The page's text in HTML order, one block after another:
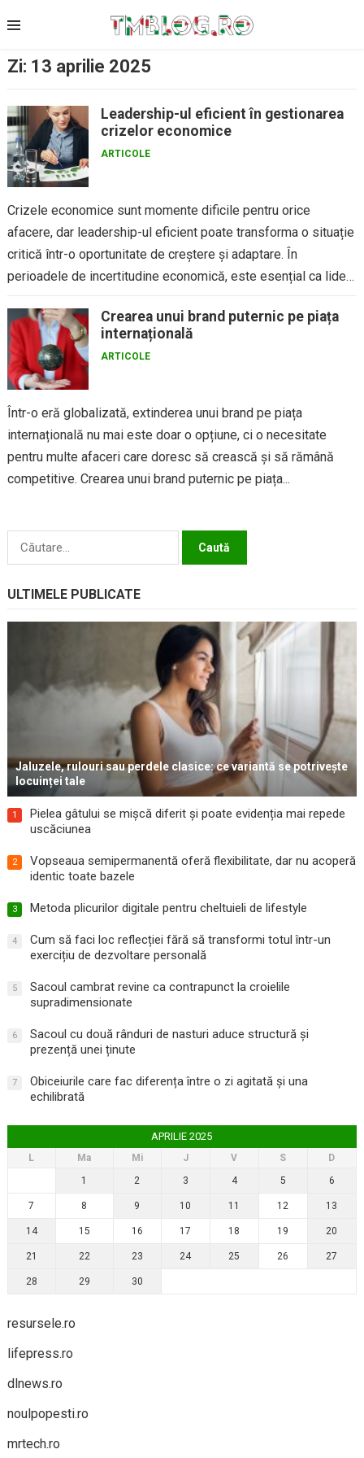
to
Zi: 13 aprilie 2025
Leadership-ul eficient în gestionarea
crizelor economice
ARTICOLE
Crizele economice sunt momente dificile pentru orice
afacere, dar leadership-ul eficient poate transforma o situație
critică într-o oportunitate de creștere și adaptare. În
perioadele de incertitudine economică, este esențial ca liderii
Crearea unui brand puternic pe piața
internațională
ARTICOLE
Într-o eră globalizată, extinderea unui brand pe piața
internațională nu mai este doar o opțiune, ci o necesitate
pentru multe afaceri care doresc să crească și să rămână
competitive. Crearea unui brand puternic pe piața...
Caută
ULTIMELE PUBLICATE
Jaluzele, rulouri sau perdele clasice: ce variantă se potrivește
locuinței tale
1
Pielea gâtului se mișcă diferit și poate evidenția mai repede
uscăciunea
2
Vopseaua semipermanentă oferă flexibilitate, dar nu acoperă
identic toate bazele
3 Metoda plicurilor digitale pentru cheltuieli de lifestyle
4
Cum să faci loc reflecției fără să transformi totul într-un
exercițiu de dezvoltare personală
5
Sacoul cambrat revine ca contrapunct la croielile
supradimensionate
6
Sacoul cu două rânduri de nasturi aduce structură și
prezență unei ținute
7
Obiceiurile care fac diferența între o zi agitată și una
echilibrată
APRILIE 2025
L Ma Mi J V S
D
1
2 3 4 5 6
7 8 9 10 11 12 13
14 15 16 17 18 19 20
21 22 23 24 25 26 27
28 29 30
resursele.ro
lifepress.ro
dlnews.ro
noulpopesti.ro
mrtech.ro